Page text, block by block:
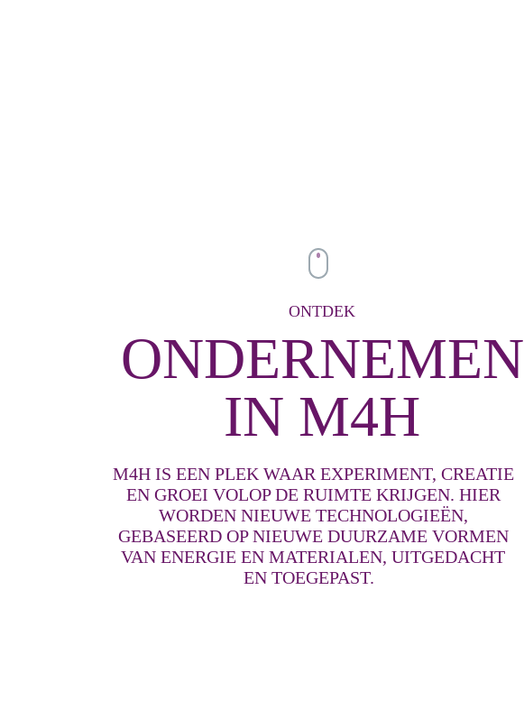
ONTDEK
ONDERNEMEN
IN M4H
M4H IS EEN PLEK WAAR EXPERIMENT, CREATIE
EN GROEI VOLOP DE RUIMTE KRIJGEN. HIER
WORDEN NIEUWE TECHNOLOGIEËN,
GEBASEERD OP NIEUWE DUURZAME VORMEN
VAN ENERGIE EN MATERIALEN, UITGEDACHT
EN TOEGEPAST.